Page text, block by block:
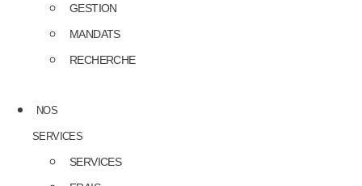
GESTION
MANDATS
RECHERCHE
NOS
SERVICES
SERVICES